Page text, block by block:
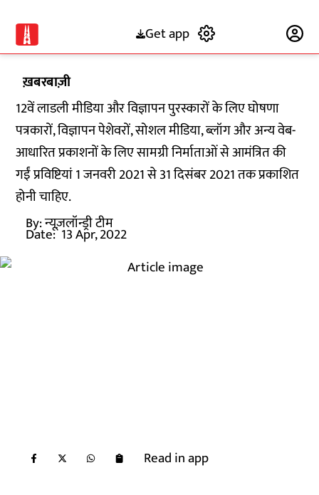
Get app
ख़बरबाज़ी
12वें लाडली मीडिया और विज्ञापन पुरस्कारों के लिए घोषणा
पत्रकारों, विज्ञापन पेशेवरों, सोशल मीडिया, ब्लॉग और अन्य वेब-
आधारित प्रकाशनों के लिए सामग्री निर्माताओं से आमंत्रित की
गईं प्रविष्टियां 1 जनवरी 2021 से 31 दिसंबर 2021 तक प्रकाशित
होनी चाहिए.
By:न्यूज़लॉन्ड्री टीम
Date: 13 Apr, 2022
Read in app